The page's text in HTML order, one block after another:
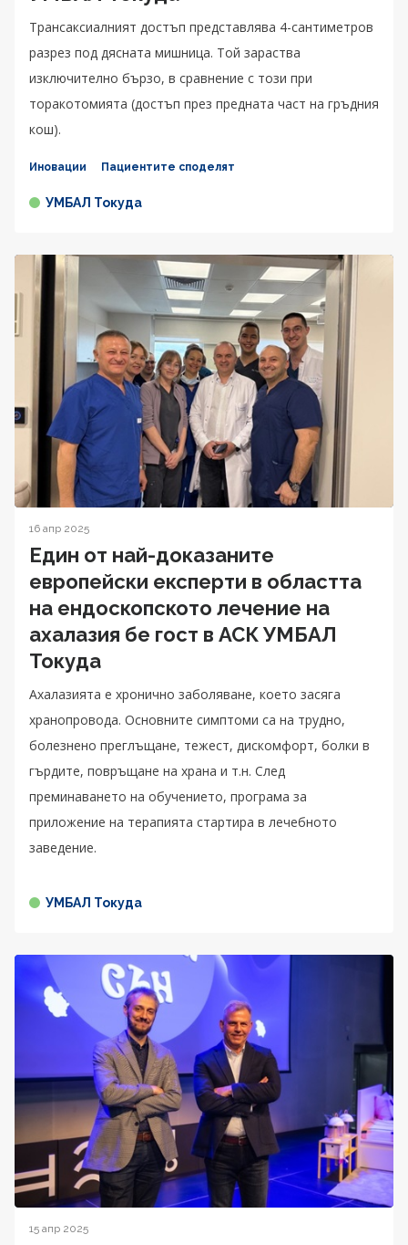
Трансаксиалният достъп представлява 4-сантиметров
разрез под дясната мишница. Той зараства
изключително бързо, в сравнение с този при
торакотомията (достъп през предната част на гръдния
кош).
Иновации Пациентите споделят
УМБАЛ Токуда
16 апр 2025
Един от най-доказаните
европейски експерти в областта
на ендоскопското лечение на
ахалазия бе гост в АСК УМБАЛ
Токуда
Ахалазията е хронично заболяване, което засяга
хранопровода. Основните симптоми са на трудно,
болезнено преглъщане, тежест, дискомфорт, болки в
гърдите, повръщане на храна и т.н. След
преминаването на обучението, програма за
приложение на терапията стартира в лечебното
заведение.
УМБАЛ Токуда
15 апр 2025